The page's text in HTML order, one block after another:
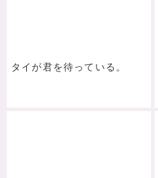
タイが君を待っている。